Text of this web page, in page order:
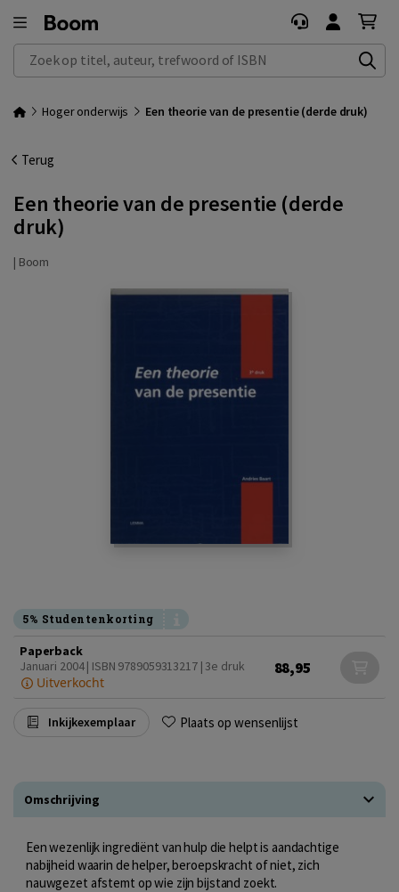
Zoek op titel, auteur, trefwoord of ISBN
Hoger onderwijs Een theorie van de presentie (derde druk)
Terug
Een theorie van de presentie (derde
druk)
| Boom
5% Studentenkorting
Paperback
Januari 2004 | ISBN 9789059313217 | 3e druk
Uitverkocht
88,95
Inkijkexemplaar Plaats op wensenlijst
Omschrijving
Een wezenlijk ingrediënt van hulp die helpt is aandachtige
nabijheid waarin de helper, beroepskracht of niet, zich
nauwgezet afstemt op wie zijn bijstand zoekt.